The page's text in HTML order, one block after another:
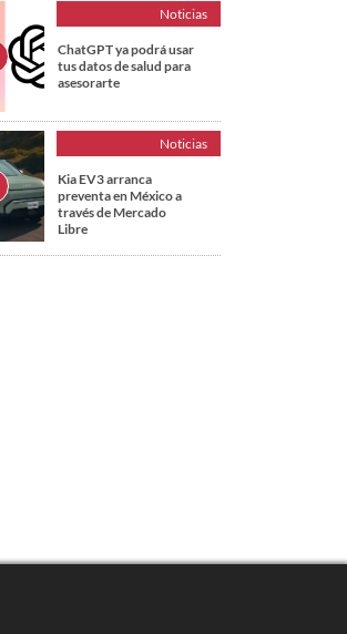
Noticias
ChatGPT ya podrá usar
tus datos de salud para
asesorarte
Noticias
Kia EV3 arranca
preventa en México a
través de Mercado
Libre